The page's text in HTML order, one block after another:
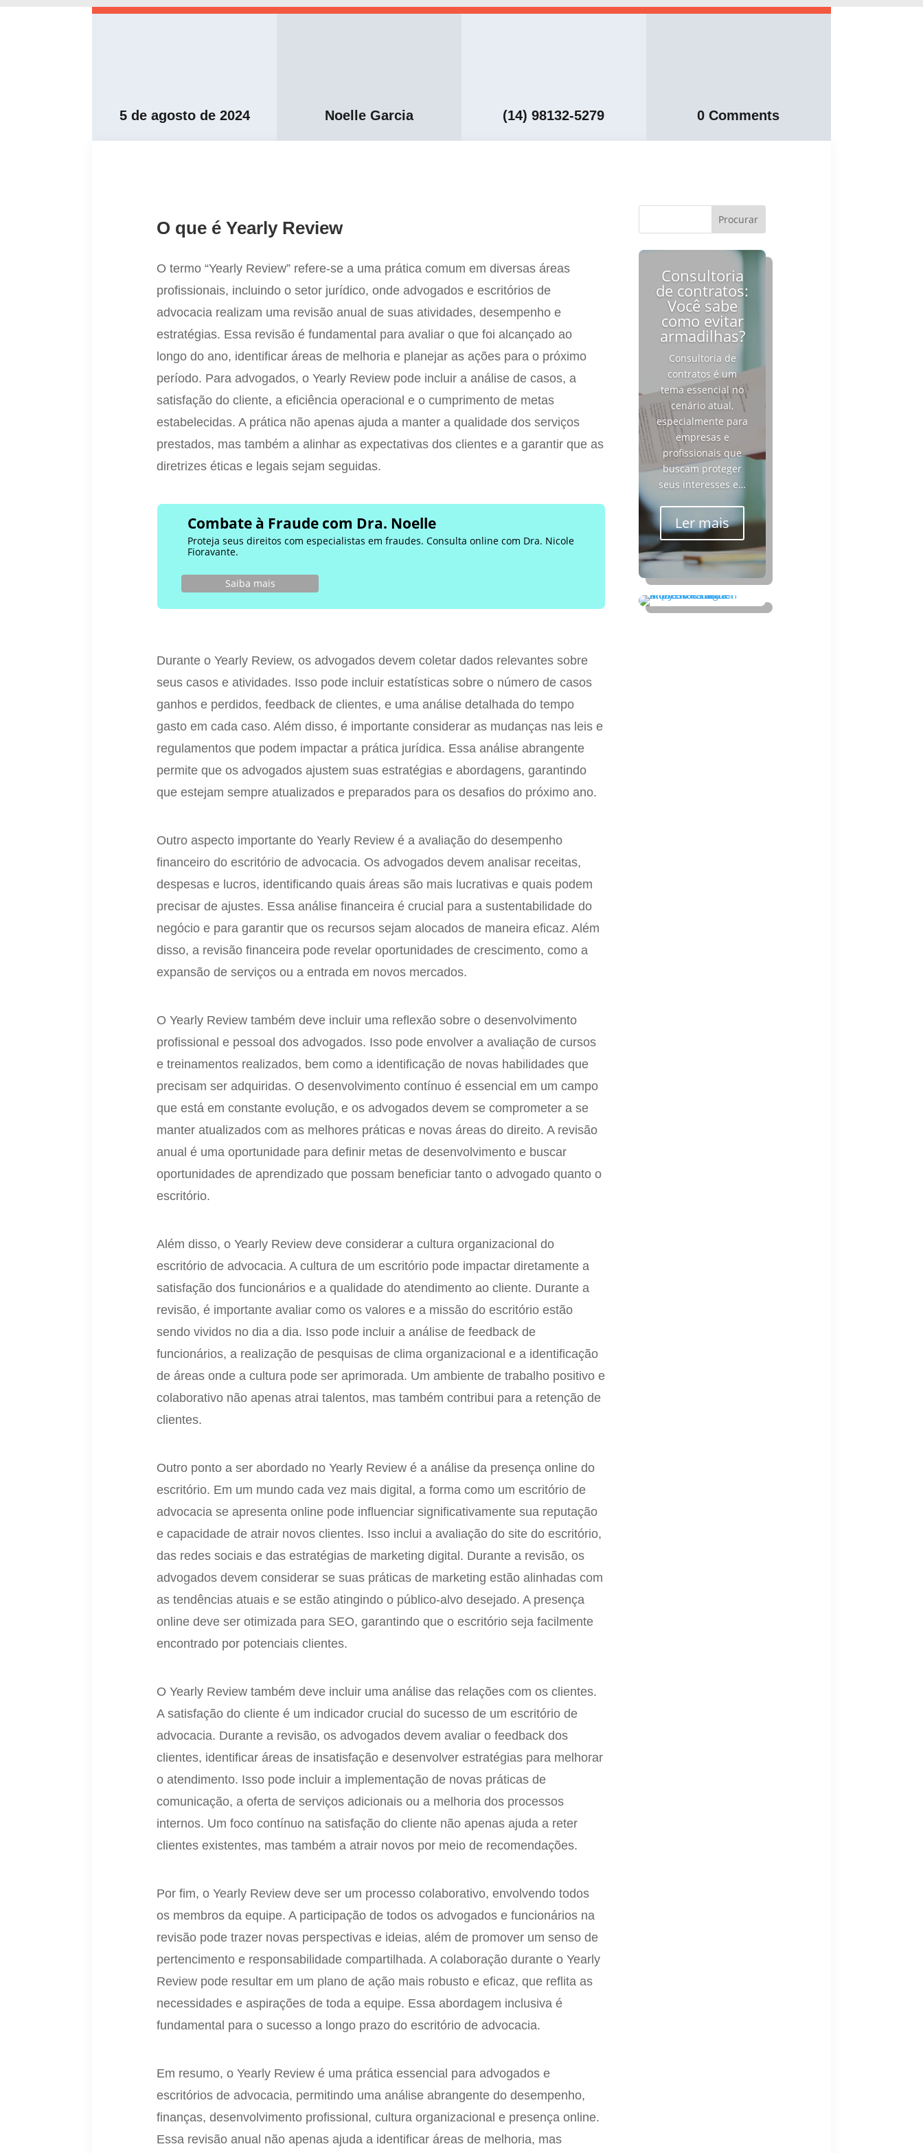
5 de agosto de 2024 Noelle Garcia (14) 98132-5279 0 Comments
O que é Yearly Review
O termo “Yearly Review” refere-se a uma prática comum em diversas áreas
profissionais, incluindo o setor jurídico, onde advogados e escritórios de
advocacia realizam uma revisão anual de suas atividades, desempenho e
estratégias. Essa revisão é fundamental para avaliar o que foi alcançado ao
longo do ano, identificar áreas de melhoria e planejar as ações para o próximo
período. Para advogados, o Yearly Review pode incluir a análise de casos, a
satisfação do cliente, a eficiência operacional e o cumprimento de metas
estabelecidas. A prática não apenas ajuda a manter a qualidade dos serviços
prestados, mas também a alinhar as expectativas dos clientes e a garantir que as
diretrizes éticas e legais sejam seguidas.
Combate à Fraude com Dra. Noelle
Proteja seus direitos com especialistas em fraudes. Consulta online com Dra. Nicole
Fioravante.
Saiba mais
Durante o Yearly Review, os advogados devem coletar dados relevantes sobre
seus casos e atividades. Isso pode incluir estatísticas sobre o número de casos
ganhos e perdidos, feedback de clientes, e uma análise detalhada do tempo
gasto em cada caso. Além disso, é importante considerar as mudanças nas leis e
regulamentos que podem impactar a prática jurídica. Essa análise abrangente
permite que os advogados ajustem suas estratégias e abordagens, garantindo
que estejam sempre atualizados e preparados para os desafios do próximo ano.
Outro aspecto importante do Yearly Review é a avaliação do desempenho
financeiro do escritório de advocacia. Os advogados devem analisar receitas,
despesas e lucros, identificando quais áreas são mais lucrativas e quais podem
precisar de ajustes. Essa análise financeira é crucial para a sustentabilidade do
negócio e para garantir que os recursos sejam alocados de maneira eficaz. Além
disso, a revisão financeira pode revelar oportunidades de crescimento, como a
expansão de serviços ou a entrada em novos mercados.
O Yearly Review também deve incluir uma reflexão sobre o desenvolvimento
profissional e pessoal dos advogados. Isso pode envolver a avaliação de cursos
e treinamentos realizados, bem como a identificação de novas habilidades que
precisam ser adquiridas. O desenvolvimento contínuo é essencial em um campo
que está em constante evolução, e os advogados devem se comprometer a se
manter atualizados com as melhores práticas e novas áreas do direito. A revisão
anual é uma oportunidade para definir metas de desenvolvimento e buscar
oportunidades de aprendizado que possam beneficiar tanto o advogado quanto o
escritório.
Além disso, o Yearly Review deve considerar a cultura organizacional do
escritório de advocacia. A cultura de um escritório pode impactar diretamente a
satisfação dos funcionários e a qualidade do atendimento ao cliente. Durante a
revisão, é importante avaliar como os valores e a missão do escritório estão
sendo vividos no dia a dia. Isso pode incluir a análise de feedback de
funcionários, a realização de pesquisas de clima organizacional e a identificação
de áreas onde a cultura pode ser aprimorada. Um ambiente de trabalho positivo e
colaborativo não apenas atrai talentos, mas também contribui para a retenção de
clientes.
Outro ponto a ser abordado no Yearly Review é a análise da presença online do
escritório. Em um mundo cada vez mais digital, a forma como um escritório de
advocacia se apresenta online pode influenciar significativamente sua reputação
e capacidade de atrair novos clientes. Isso inclui a avaliação do site do escritório,
das redes sociais e das estratégias de marketing digital. Durante a revisão, os
advogados devem considerar se suas práticas de marketing estão alinhadas com
as tendências atuais e se estão atingindo o público-alvo desejado. A presença
online deve ser otimizada para SEO, garantindo que o escritório seja facilmente
encontrado por potenciais clientes.
O Yearly Review também deve incluir uma análise das relações com os clientes.
A satisfação do cliente é um indicador crucial do sucesso de um escritório de
advocacia. Durante a revisão, os advogados devem avaliar o feedback dos
clientes, identificar áreas de insatisfação e desenvolver estratégias para melhorar
o atendimento. Isso pode incluir a implementação de novas práticas de
comunicação, a oferta de serviços adicionais ou a melhoria dos processos
internos. Um foco contínuo na satisfação do cliente não apenas ajuda a reter
clientes existentes, mas também a atrair novos por meio de recomendações.
Por fim, o Yearly Review deve ser um processo colaborativo, envolvendo todos
os membros da equipe. A participação de todos os advogados e funcionários na
revisão pode trazer novas perspectivas e ideias, além de promover um senso de
pertencimento e responsabilidade compartilhada. A colaboração durante o Yearly
Review pode resultar em um plano de ação mais robusto e eficaz, que reflita as
necessidades e aspirações de toda a equipe. Essa abordagem inclusiva é
fundamental para o sucesso a longo prazo do escritório de advocacia.
Em resumo, o Yearly Review é uma prática essencial para advogados e
escritórios de advocacia, permitindo uma análise abrangente do desempenho,
finanças, desenvolvimento profissional, cultura organizacional e presença online.
Essa revisão anual não apenas ajuda a identificar áreas de melhoria, mas
Consultoria
de contratos:
Você sabe
como evitar
armadilhas?
Consultoria de
contratos é um
tema essencial no
cenário atual,
especialmente para
empresas e
profissionais que
buscam proteger
seus interesses e…
Ler mais